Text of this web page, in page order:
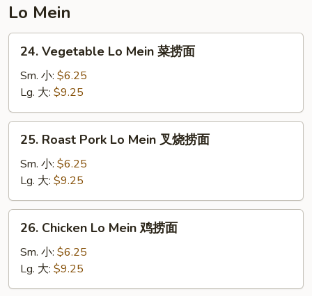
面
Lo Mein
24.
Vegetable
Lo
Mein
菜
捞
24. Vegetable Lo Mein 菜捞面
Sm. 小: $6.25
Lg. 大: $9.25
25.
Roast
Pork
Mein
叉
25. Roast Pork Lo Mein 叉烧捞面
Sm. 小: $6.25
Lg. 大: $9.25
26.
Chicken
Lo
Mein
鸡
26. Chicken Lo Mein 鸡捞面
Sm. 小: $6.25
Lg. 大: $9.25